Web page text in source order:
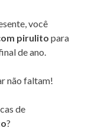
você
pirulito para
de ano.
não faltam!
de
?